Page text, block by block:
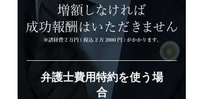
弁護士費用特約を使う場
合